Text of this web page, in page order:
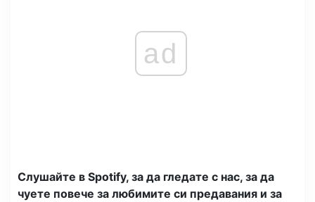
ad
Слушайте в Spotify, за да гледате с нас, за да
чуете повече за любимите си предавания и за